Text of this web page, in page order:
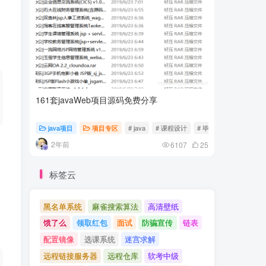
161套javaWeb项目源码免费分享
java项目 项目专区 # java # 课程设计 # 毕业设计
2年前 6107 25
标签云
黑名单系统 麻雀搜索算法
高清壁纸
饿了么
领取红包 面试 防骗宣传
链表
配置镜像
选课系统
迷宫求解
远程链接服务器
远程仓库
软考中级